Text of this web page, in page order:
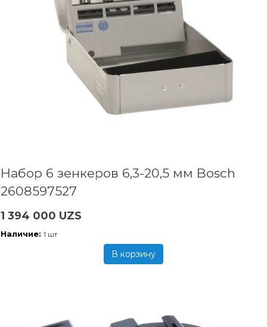
Набор 6 зенкеров 6,3-20,5 мм Bosch
2608597527
1 394 000 UZS
Наличие: 1 шт
В корзину